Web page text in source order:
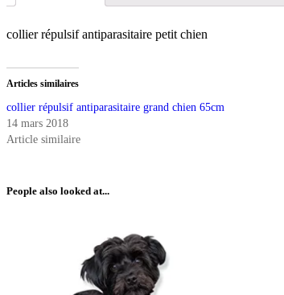
collier répulsif antiparasitaire petit chien
Articles similaires
collier répulsif antiparasitaire grand chien 65cm
14 mars 2018
Article similaire
People also looked at...